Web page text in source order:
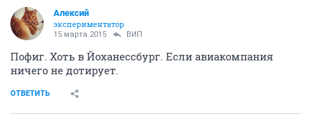
Алексий
экспериментатор
15 марта 2015 ВИП
Пофиг. Хоть в Йоханессбург. Если авиакомпания
ничего не дотирует.
ОТВЕТИТЬ